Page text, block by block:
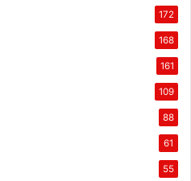
172
168
161
109
88
61
55